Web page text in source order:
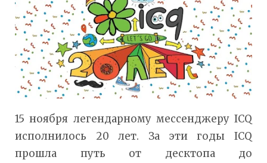
15 ноября легендарному мессенджеру ICQ
исполнилось 20 лет. За эти годы ICQ
прошла путь от десктопа до